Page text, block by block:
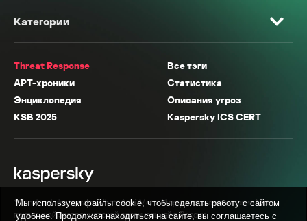
Категории
Threat Response
Все тэги
APT-хроники
Статистика
Энциклопедия
Описания угроз
KSB 2025
Kaspersky ICS CERT
* Facebook, Instagram, WhatsApp, Meta AI принадлежат компании Meta,
признанной экстремистской организацией в России.
Мы используем файлы cookie, чтобы сделать работу с сайтом
удобнее. Продолжая находиться на сайте, вы соглашаетесь с